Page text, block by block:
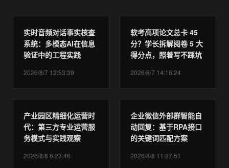
实时音频对话事实核查
系统：多模态AI在信息
验证中的工程实践
2026/8/7 12:53:39
软考高项论文总卡 45
分？学长拆解阅卷 5 大
得分点，照着写不踩坑
2026/8/7 14:16:24
产业园区精细化运营时
代：第三方专业运营服
务模式与实践观察
2026/8/8 6:23:46
企业微信外部群智能自
动回复：基于RPA接口
的关键词匹配方案
2026/8/8 11:27:51